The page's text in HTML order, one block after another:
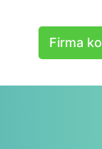
Firma